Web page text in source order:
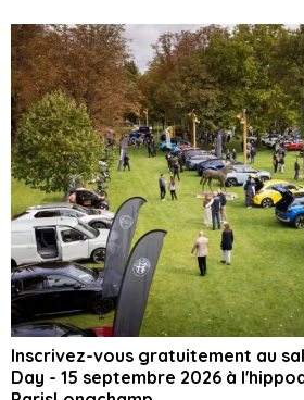
Inscrivez-vous gratuitement au
Day - 15 septembre 2026 à